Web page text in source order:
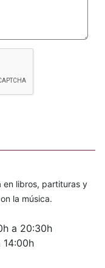
en libros, partituras y
la música.
a 20:30h
14:00h